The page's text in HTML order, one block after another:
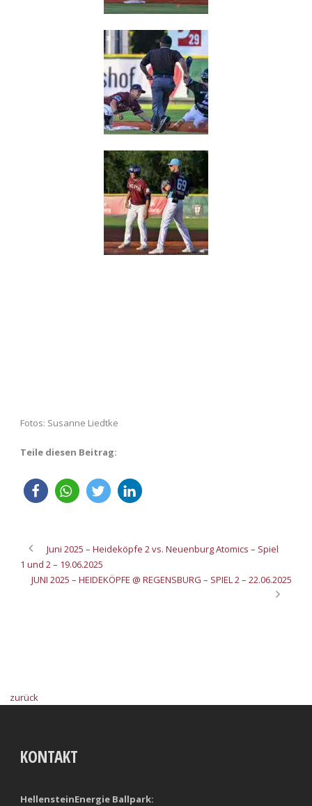
Fotos: Susanne Liedtke
Teile diesen Beitrag:
Juni 2025 – Heideköpfe 2 vs. Neuenburg Atomics – Spiel
1 und 2 – 19.06.2025
JUNI 2025 – HEIDEKÖPFE @ REGENSBURG – SPIEL 2 – 22.06.2025
zurück
KONTAKT
HellensteinEnergie Ballpark: